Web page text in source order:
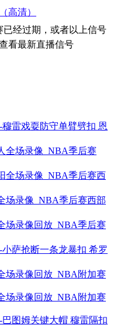
高清）
已经过期，或者以上信号
看最新直播信号
雷戏耍防守单臂劈扣 恩
全场录像_NBA季后赛
全场录像_NBA季后赛西
场录像_NBA季后赛西部
场录像回放_NBA季后赛
萨抢断一条龙暴扣 希罗
场录像回放_NBA附加赛
场录像回放_NBA附加赛
图姆关键大帽 穆雷隔扣